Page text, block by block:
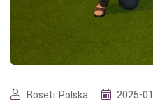
Roseti Polska 2025-